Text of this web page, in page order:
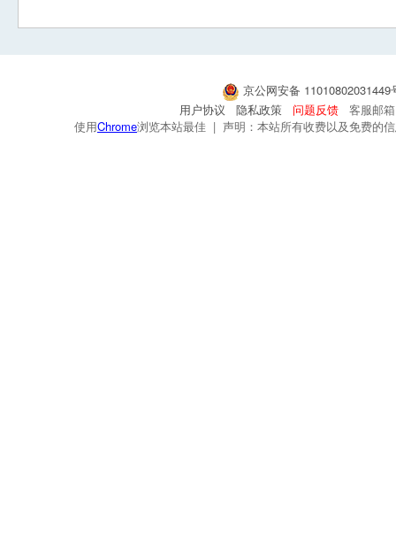
京公网安备
用户协议
隐私政策 问题反馈
客服邮
使用Chrome浏览本站最佳 | 声明：本站所有收费以及免费的